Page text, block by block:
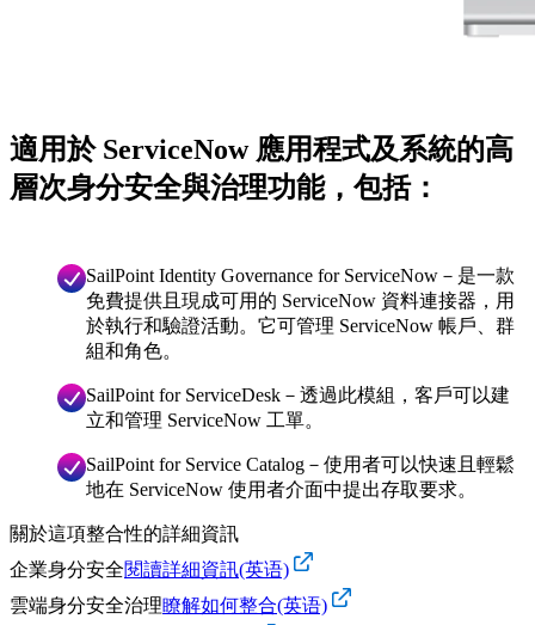
適用於 ServiceNow 應用程式及系統的高
層次身分安全與治理功能，包括：
SailPoint Identity Governance for ServiceNow－是一款
免費提供且現成可用的 ServiceNow 資料連接器，用
於執行和驗證活動。它可管理 ServiceNow 帳戶、群
組和角色。
SailPoint for ServiceDesk－透過此模組，客戶可以建
立和管理 ServiceNow 工單。
SailPoint for Service Catalog－使用者可以快速且輕鬆
地在 ServiceNow 使用者介面中提出存取要求。
關於這項整合性的詳細資訊
企業身分安全閱讀詳細資訊(英语)
雲端身分安全治理瞭解如何整合(英语)